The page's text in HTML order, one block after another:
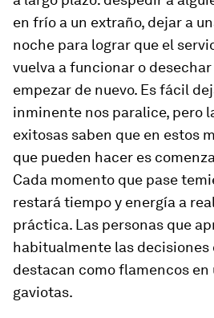
en frío a un extraño, dejar a
noche para lograr que el
vuelva a funcionar o
empezar de nuevo. Es fácil
inminente nos paralice, pero
exitosas saben que en estos
que pueden hacer es
Cada momento que pase
restará tiempo y energía a
práctica. Las personas que
habitualmente las
destacan como flamencos en
gaviotas.